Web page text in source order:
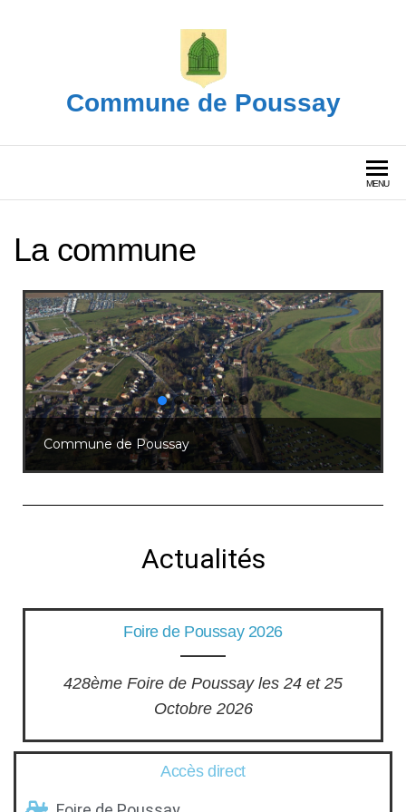
Commune de Poussay
MENU
La commune
Commune de Poussay
Actualités
Foire de Poussay 2026
428ème Foire de Poussay les 24 et 25
Octobre 2026
Accès direct